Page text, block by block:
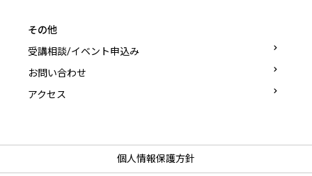
その他
受講相談/イベント申込み
お問い合わせ
アクセス
個人情報保護方針